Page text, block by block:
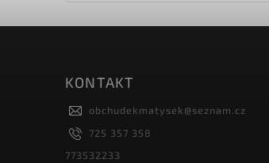
KONTAKT
obchudekmatysek@seznam.cz
725 357 358
773532233